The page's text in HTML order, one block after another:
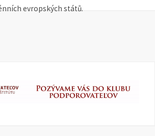
evropských států.